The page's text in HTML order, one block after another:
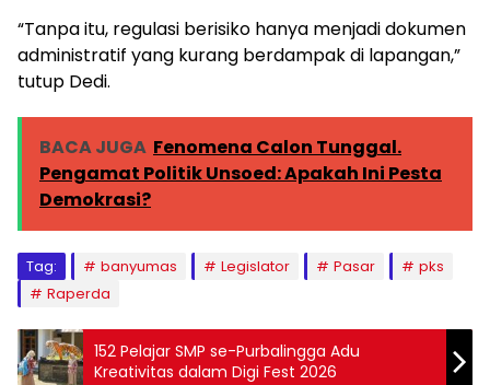
“Tanpa itu, regulasi berisiko hanya menjadi dokumen
administratif yang kurang berdampak di lapangan,”
tutup Dedi.
BACA JUGA Fenomena Calon Tunggal.
Pengamat Politik Unsoed: Apakah Ini Pesta
Demokrasi?
Tag: banyumas Legislator Pasar
pks
Raperda
152 Pelajar SMP se-Purbalingga Adu
Kreativitas dalam Digi Fest 2026